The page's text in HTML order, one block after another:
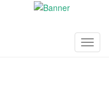
T